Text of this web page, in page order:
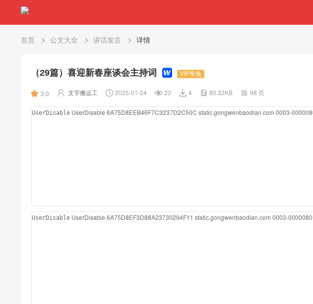
首页 公文大全 讲话发言 详情
（29篇）喜迎新春座谈会主持词 VIP专免
3.0 文字搬运工 2025-01-24 23 4 80.32KB 98 页
UserDisable UserDisable 6A75D8EEB46F7C3237D2C50C static.gongwenbaodian.com 0003-
UserDisable UserDisable 6A75D8EF3D88A23730294F11 static.gongwenbaodian.com 0003-